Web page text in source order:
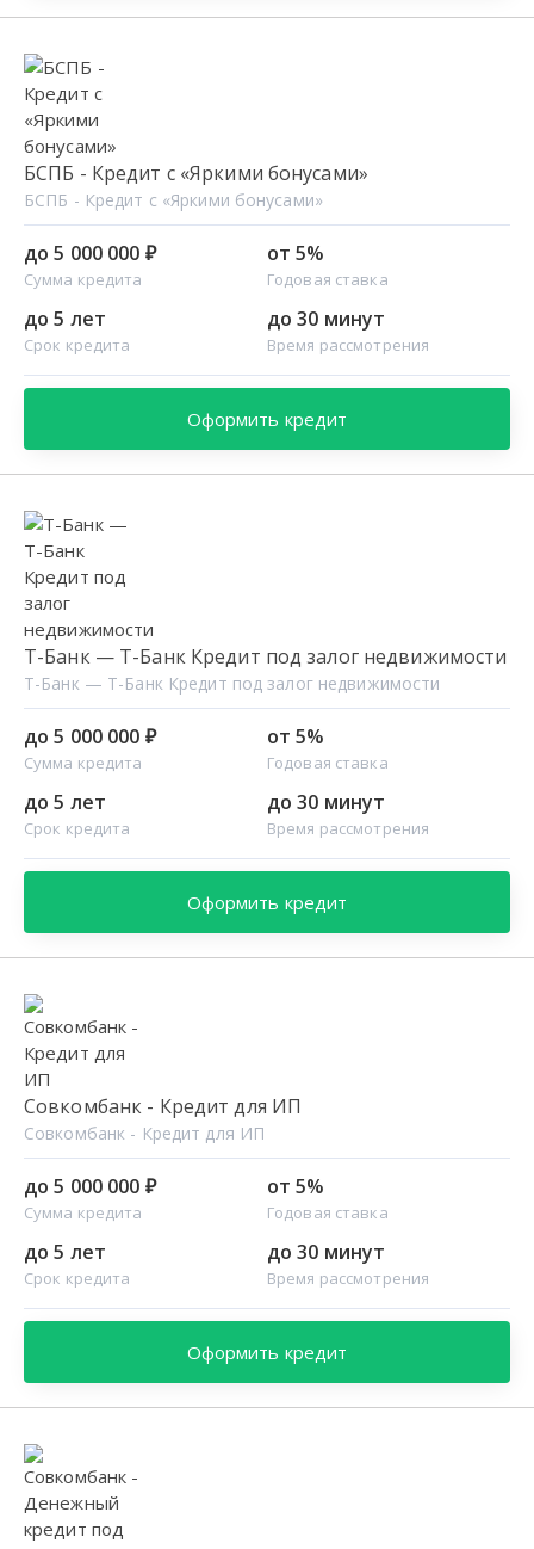
БСПБ - Кредит с «Яркими бонусами»
БСПБ - Кредит с «Яркими бонусами»
до 5 000 000 ₽
Сумма кредита
от 5%
Годовая ставка
до 5 лет
Срок кредита
до 30 минут
Время рассмотрения
Оформить кредит
Т-Банк — Т-Банк Кредит под залог недвижимости
Т-Банк — Т-Банк Кредит под залог недвижимости
до 5 000 000 ₽
Сумма кредита
от 5%
Годовая ставка
до 5 лет
Срок кредита
до 30 минут
Время рассмотрения
Оформить кредит
Совкомбанк - Кредит для ИП
Совкомбанк - Кредит для ИП
до 5 000 000 ₽
Сумма кредита
от 5%
Годовая ставка
до 5 лет
Срок кредита
до 30 минут
Время рассмотрения
Оформить кредит